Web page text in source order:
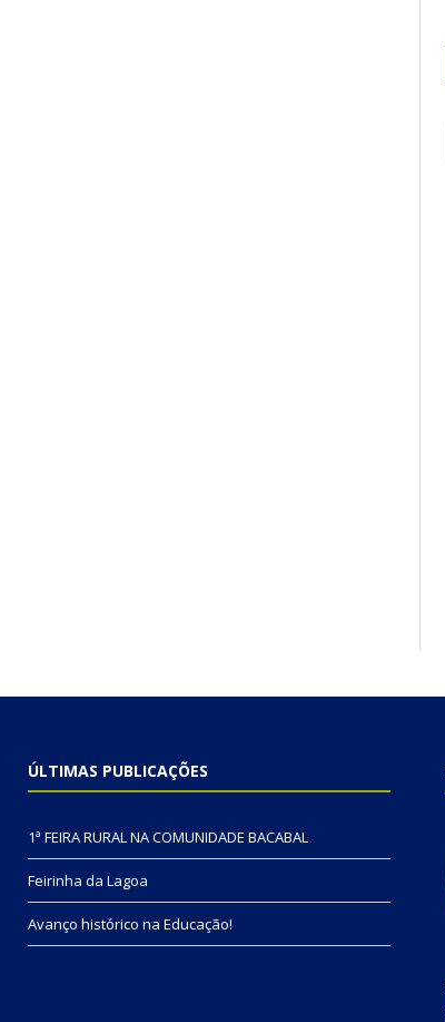
ÚLTIMAS PUBLICAÇÕES
1ª FEIRA RURAL NA COMUNIDADE BACABAL
Feirinha da Lagoa
Avanço histórico na Educação!